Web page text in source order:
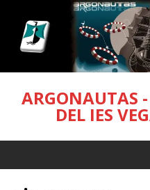
ARGONAUTAS
DEL IES